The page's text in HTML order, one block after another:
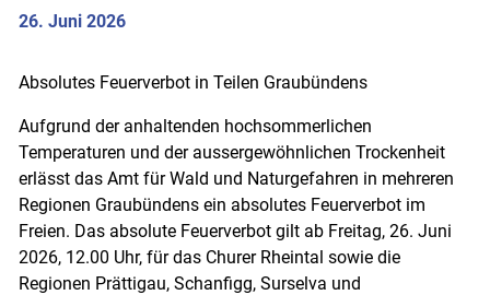
26. Juni 2026
Absolutes Feuerverbot in Teilen Graubündens
Aufgrund der anhaltenden hochsommerlichen
Temperaturen und der aussergewöhnlichen Trockenheit
erlässt das Amt für Wald und Naturgefahren in mehreren
Regionen Graubündens ein absolutes Feuerverbot im
Freien. Das absolute Feuerverbot gilt ab Freitag, 26. Juni
2026, 12.00 Uhr, für das Churer Rheintal sowie die
Regionen Prättigau, Schanfigg, Surselva und